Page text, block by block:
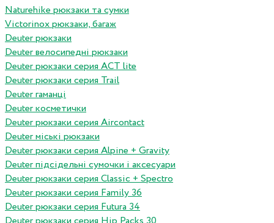
Naturehike рюкзаки та сумки
Victorinox рюкзаки, багаж
Deuter рюкзаки
Deuter велосипедні рюкзаки
Deuter рюкзаки серия ACT lite
Deuter рюкзаки серия Trail
Deuter гаманці
Deuter косметички
Deuter рюкзаки серия Aircontact
Deuter міські рюкзаки
Deuter рюкзаки серия Alpine + Gravity
Deuter підсідельні сумочки і аксесуари
Deuter рюкзаки серия Classic + Spectro
Deuter рюкзаки серия Family 36
Deuter рюкзаки серия Futura 34